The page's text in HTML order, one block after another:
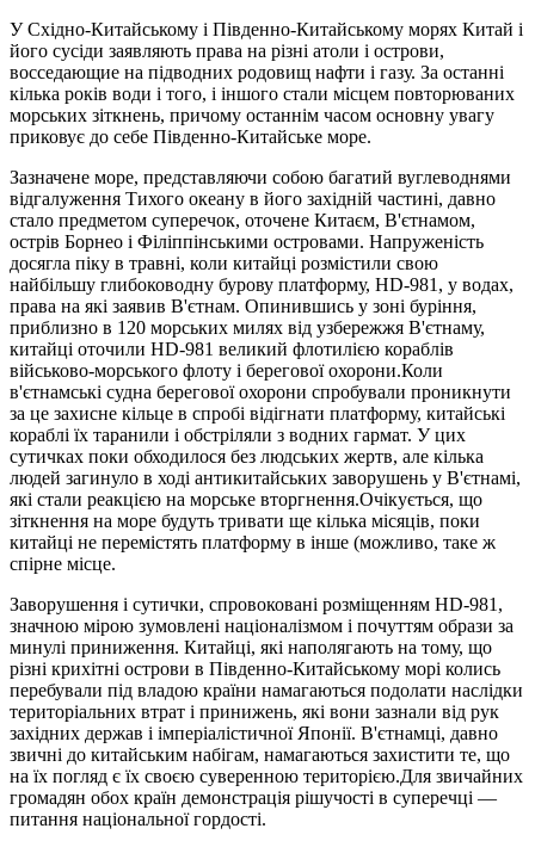
У Східно-Китайському і Південно-Китайському морях Китай і
його сусіди заявляють права на різні атоли і острови,
восседающие на підводних родовищ нафти і газу. За останні
кілька років води і того, і іншого стали місцем повторюваних
морських зіткнень, причому останнім часом основну увагу
приковує до себе Південно-Китайське море.
Зазначене море, представляючи собою багатий вуглеводнями
відгалуження Тихого океану в його західній частині, давно
стало предметом суперечок, оточене Китаєм, В'єтнамом,
острів Борнео і Філіппінськими островами. Напруженість
досягла піку в травні, коли китайці розмістили свою
найбільшу глибоководну бурову платформу, HD-981, у водах,
права на які заявив В'єтнам. Опинившись у зоні буріння,
приблизно в 120 морських милях від узбережжя В'єтнаму,
китайці оточили HD-981 великий флотилією кораблів
військово-морського флоту і берегової охорони.Коли
в'єтнамські судна берегової охорони спробували проникнути
за це захисне кільце в спробі відігнати платформу, китайські
кораблі їх таранили і обстріляли з водних гармат. У цих
сутичках поки обходилося без людських жертв, але кілька
людей загинуло в ході антикитайських заворушень у В'єтнамі,
які стали реакцією на морське вторгнення.Очікується, що
зіткнення на море будуть тривати ще кілька місяців, поки
китайці не перемістять платформу в інше (можливо, таке ж
спірне місце.
Заворушення і сутички, спровоковані розміщенням HD-981,
значною мірою зумовлені націоналізмом і почуттям образи за
минулі приниження. Китайці, які наполягають на тому, що
різні крихітні острови в Південно-Китайському морі колись
перебували під владою країни намагаються подолати наслідки
територіальних втрат і принижень, які вони зазнали від рук
західних держав і імперіалістичної Японії. В'єтнамці, давно
звичні до китайським набігам, намагаються захистити те, що
на їх погляд є їх своєю суверенною територією.Для звичайних
громадян обох країн демонстрація рішучості в суперечці —
питання національної гордості.